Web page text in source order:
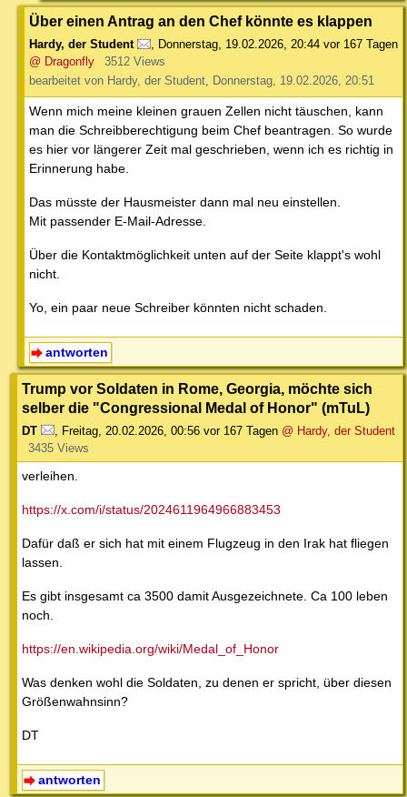
Über einen Antrag an den Chef könnte es klappen
Hardy, der Student , Donnerstag, 19.02.2026, 20:44 vor 167 Tagen
@ Dragonfly
3512 Views
bearbeitet von Hardy, der Student, Donnerstag, 19.02.2026, 20:51
Wenn mich meine kleinen grauen Zellen nicht täuschen, kann
man die Schreibberechtigung beim Chef beantragen. So wurde
es hier vor längerer Zeit mal geschrieben, wenn ich es richtig in
Erinnerung habe.
Das müsste der Hausmeister dann mal neu einstellen.
Mit passender E-Mail-Adresse.
Über die Kontaktmöglichkeit unten auf der Seite klappt's wohl
nicht.
Yo, ein paar neue Schreiber könnten nicht schaden.
antworten
Trump vor Soldaten in Rome, Georgia, möchte sich
selber die "Congressional Medal of Honor" (mTuL)
DT Freitag, 20.02.2026, 00:56 vor 167 Tagen @ Hardy, der Student
3435 Views
verleihen.
https://x.com/i/status/2024611964966883453
Dafür daß er sich hat mit einem Flugzeug in den Irak hat fliegen
lassen.
Es gibt insgesamt ca 3500 damit Ausgezeichnete. Ca 100 leben
noch.
https://en.wikipedia.org/wiki/Medal_of_Honor
Was denken wohl die Soldaten, zu denen er spricht, über diesen
Größenwahnsinn?
DT
antworten